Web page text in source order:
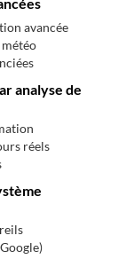
avancée
analyse de
réels